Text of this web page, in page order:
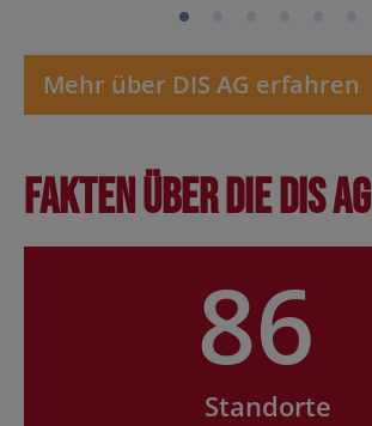
Mehr über DIS AG erfahren
Fakten über die DIS AG
86
Standorte